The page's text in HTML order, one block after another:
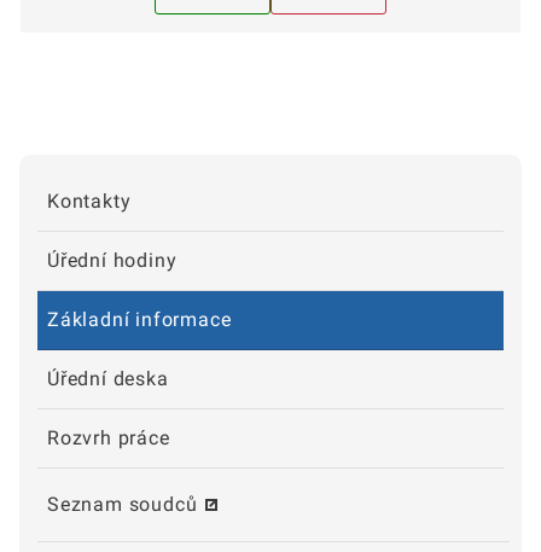
Kontakty
Úřední hodiny
Základní informace
Úřední deska
Rozvrh práce
Seznam soudců